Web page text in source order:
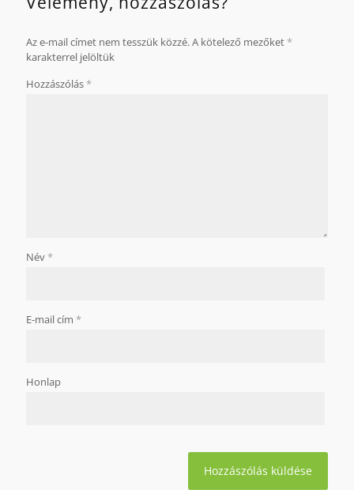
Az e-mail címet nem tesszük közzé.A kötelező mezőket*
karakterrel jelöltük
Hozzászólás*
Név*
E-mail cím *
Honlap